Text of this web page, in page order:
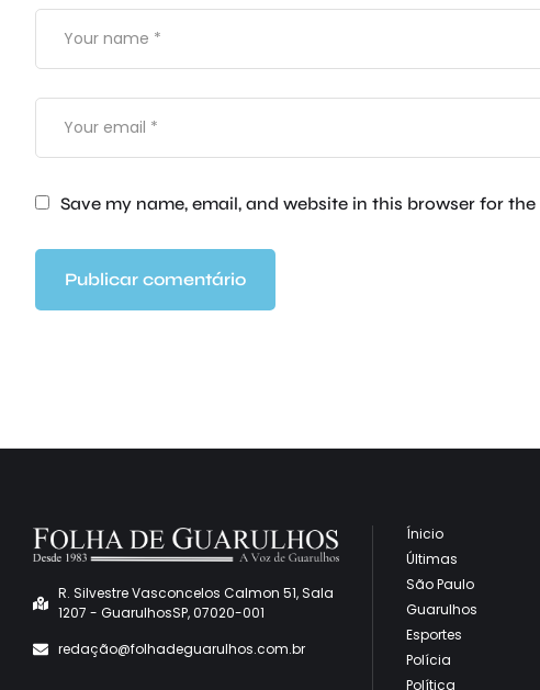
Save my name, email, and website in this browser for
R. Silvestre Vasconcelos Calmon 51, Sala
1207 - GuarulhosSP, 07020-001
redação@folhadeguarulhos.com.br
Ínicio
Últimas
São Paulo
Guarulhos
Esportes
Polícia
Política